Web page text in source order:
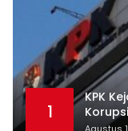
1
KPK